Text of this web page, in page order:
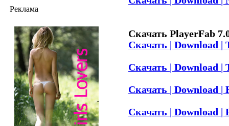
Реклама
Скачать PlayerFab
Скачать | Download |
Скачать | Download |
Скачать | Download |
Скачать | Download |